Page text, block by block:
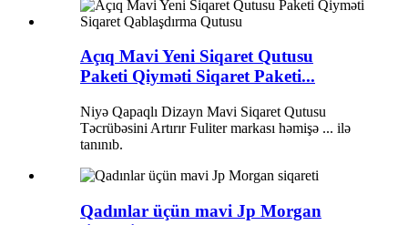
Açıq Mavi Yeni Siqaret Qutusu
Paketi Qiyməti Siqaret Paketi...
Niyə Qapaqlı Dizayn Mavi Siqaret Qutusu
Təcrübəsini Artırır Fuliter markası həmişə ... ilə
tanınıb.
Qadınlar üçün mavi Jp Morgan